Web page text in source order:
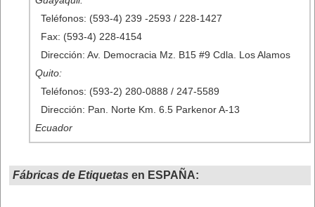
Teléfonos: (593-4) 239 -2593 / 228-1427
Fax: (593-4) 228-4154
Dirección: Av. Democracia Mz. B15 #9 Cdla. Los Alamos
Quito:
Teléfonos: (593-2) 280-0888 / 247-5589
Dirección: Pan. Norte Km. 6.5 Parkenor A-13
Ecuador
Fábricas de Etiquetas en ESPAÑA: